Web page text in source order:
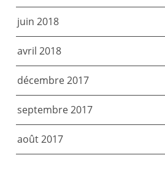
juin 2018
avril 2018
décembre 2017
septembre 2017
août 2017